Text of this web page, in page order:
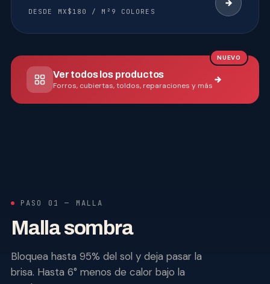
DESDE MX$180 / M² 9 COLORES
NUEVO
Ver todos los productos
Forros, cubiertas, toldos, reparaciones y más
PASO 01 — MALLA
Malla sombra
Bloquea hasta 95% del sol y deja pasar la
brisa. Hasta 6° menos de calor bajo la